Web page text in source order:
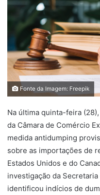
Fonte da Imagem: Freepik
Na última quinta-feira
da Câmara de Comércio
medida antidumping
sobre as importações de
Estados Unidos e do
investigação da
identificou indícios de